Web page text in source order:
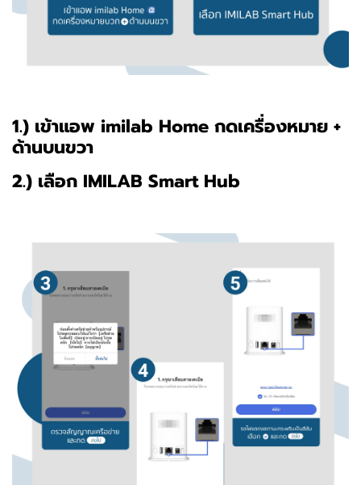
1.) เข้าแอพ imilab Home กดเครื่องหมาย +
ด้านบนขวา
2.) เลือก IMILAB Smart Hub